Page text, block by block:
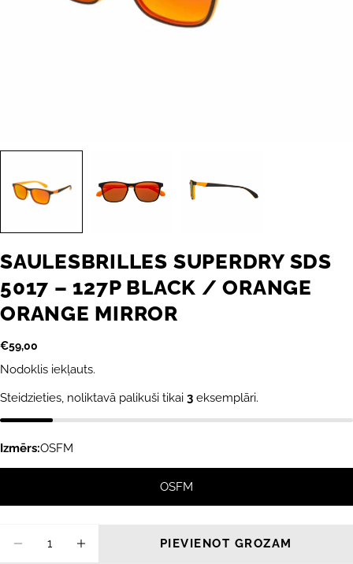
SAULESBRILLES SUPERDRY SDS
5017 – 127P BLACK / ORANGE
ORANGE MIRROR
Parastā
€59,00
Nodoklis iekļauts.
Steidzieties, noliktavā palikuši tikai 3 eksemplāri.
Izmērs:OSFM
OSFM
PIEVIENOT GROZAM